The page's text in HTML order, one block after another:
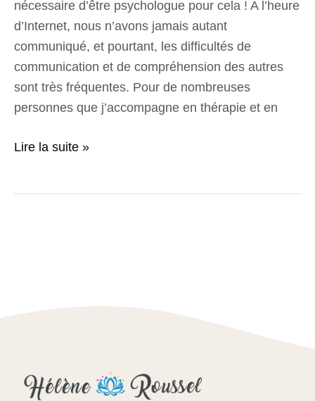
nécessaire d’être psychologue pour cela ! A l’heure
d’Internet, nous n’avons jamais autant
communiqué, et pourtant, les difficultés de
communication et de compréhension des autres
sont très fréquentes. Pour de nombreuses
personnes que j’accompagne en thérapie et en
Lire la suite »